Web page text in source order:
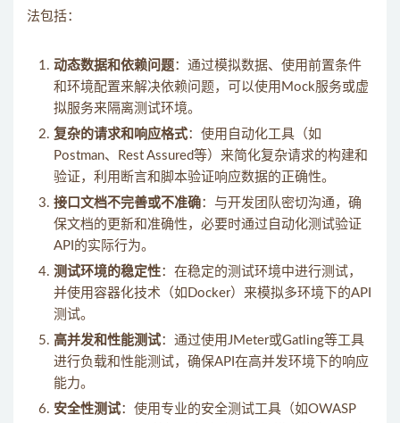
法包括：
动态数据和依赖问题：通过模拟数据、使用前置条件
和环境配置来解决依赖问题，可以使用Mock服务或虚
拟服务来隔离测试环境。
复杂的请求和响应格式：使用自动化工具（如
Postman、Rest Assured等）来简化复杂请求的构建和
验证，利用断言和脚本验证响应数据的正确性。
接口文档不完善或不准确：与开发团队密切沟通，确
保文档的更新和准确性，必要时通过自动化测试验证
API的实际行为。
测试环境的稳定性：在稳定的测试环境中进行测试，
并使用容器化技术（如Docker）来模拟多环境下的API
测试。
高并发和性能测试：通过使用JMeter或Gatling等工具
进行负载和性能测试，确保API在高并发环境下的响应
能力。
安全性测试：使用专业的安全测试工具（如OWASP